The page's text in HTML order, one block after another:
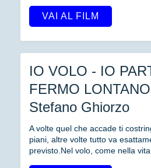
VAI AL FILM
IO VOLO - IO
FERMO
Stefano Ghiorzo
A volte quel che accade ti
piani, altre volte tutto va
previsto.Nel volo, come nella